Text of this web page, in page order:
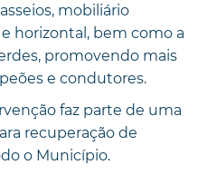
mobiliário
horizontal, bem como a
promovendo mais
e condutores.
faz parte de uma
recuperação de
o Município.